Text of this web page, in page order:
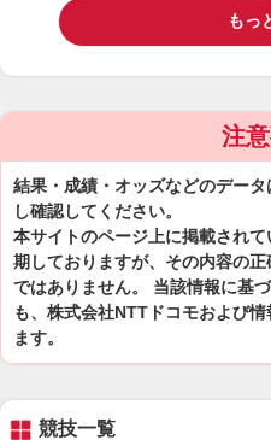
もっ
注
結果・成績・オッズなどのデー
し確認してください。
本サイトのページ上に掲載され
期しておりますが、その内容の
ではありません。 当該情報に基
も、株式会社NTTドコモおよび
ます。
競技一覧